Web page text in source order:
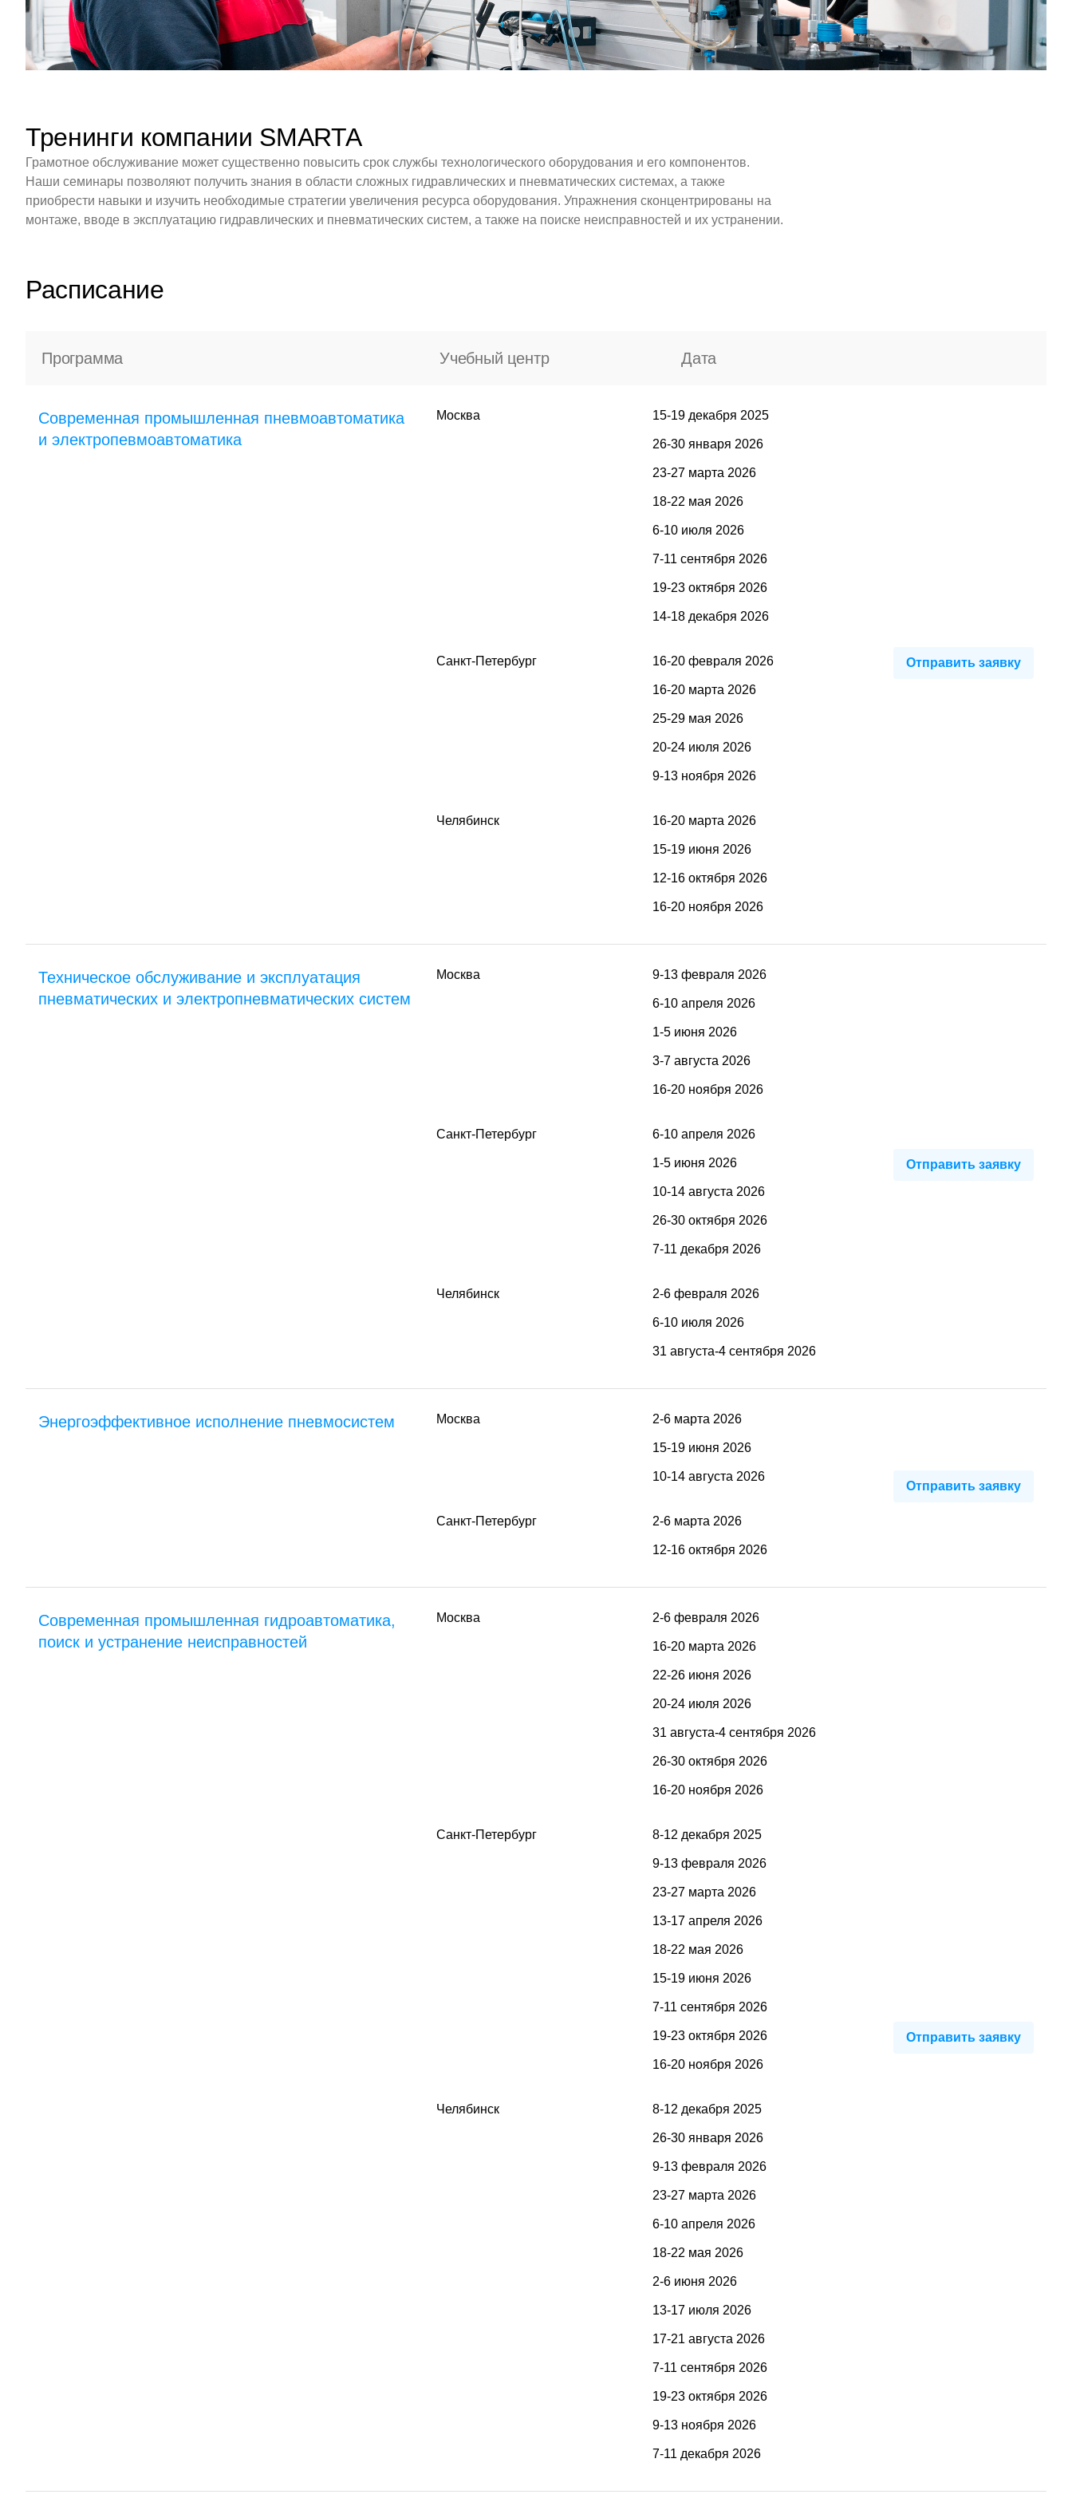
Тренинги компании SMARTA
Грамотное обслуживание может существенно повысить срок службы технологического оборудования и его компонентов.
Наши семинары позволяют получить знания в области сложных гидравлических и пневматических системах, а также
приобрести навыки и изучить необходимые стратегии увеличения ресурса оборудования. Упражнения сконцентрированы на
монтаже, вводе в эксплуатацию гидравлических и пневматических систем, а также на поиске неисправностей и их устранении.
Расписание
Программа Учебный центр Дата
Современная промышленная пневмоавтоматика
и электропевмоавтоматика
Москва 15-19 декабря 2025
26-30 января 2026
23-27 марта 2026
18-22 мая 2026
6-10 июля 2026
7-11 сентября 2026
19-23 октября 2026
14-18 декабря 2026
Санкт-Петербург 16-20 февраля 2026
16-20 марта 2026
25-29 мая 2026
20-24 июля 2026
9-13 ноября 2026
Челябинск 16-20 марта 2026
15-19 июня 2026
12-16 октября 2026
16-20 ноября 2026
Отправить заявку
Техническое обслуживание и эксплуатация
пневматических и электропневматических систем
Москва 9-13 февраля 2026
6-10 апреля 2026
1-5 июня 2026
3-7 августа 2026
16-20 ноября 2026
Санкт-Петербург 6-10 апреля 2026
1-5 июня 2026
10-14 августа 2026
26-30 октября 2026
7-11 декабря 2026
Челябинск 2-6 февраля 2026
6-10 июля 2026
31 августа-4 сентября 2026
Отправить заявку
Энергоэффективное исполнение пневмосистем Москва 2-6 марта 2026
15-19 июня 2026
10-14 августа 2026
Санкт-Петербург 2-6 марта 2026
12-16 октября 2026
Отправить заявку
Современная промышленная гидроавтоматика,
поиск и устранение неисправностей
Москва 2-6 февраля 2026
16-20 марта 2026
22-26 июня 2026
20-24 июля 2026
31 августа-4 сентября 2026
26-30 октября 2026
16-20 ноября 2026
Санкт-Петербург 8-12 декабря 2025
9-13 февраля 2026
23-27 марта 2026
13-17 апреля 2026
18-22 мая 2026
15-19 июня 2026
7-11 сентября 2026
19-23 октября 2026
16-20 ноября 2026
Челябинск 8-12 декабря 2025
26-30 января 2026
9-13 февраля 2026
23-27 марта 2026
6-10 апреля 2026
18-22 мая 2026
2-6 июня 2026
13-17 июля 2026
17-21 августа 2026
7-11 сентября 2026
19-23 октября 2026
9-13 ноября 2026
7-11 декабря 2026
Отправить заявку